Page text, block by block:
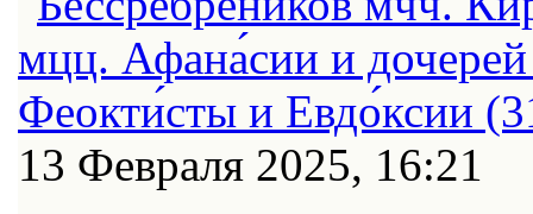
13 Февраля 2025, 16:21